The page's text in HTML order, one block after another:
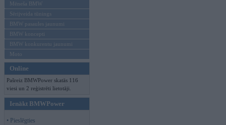
Mēneša BMW
Sērijveida tūnings
BMW pasaules jaunumi
BMW koncepti
BMW konkurentu jaunumi
Moto
Online
Pašreiz BMWPower skatās 116
viesi un 2 reģistrēti lietotāji.
Ienākt BMWPower
• Pieslēgties